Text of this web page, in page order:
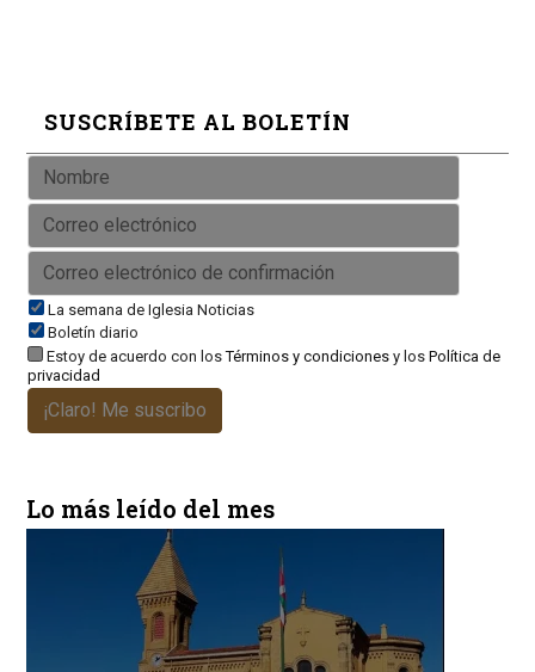
SUSCRÍBETE AL BOLETÍN
La semana de Iglesia Noticias
Boletín diario
Estoy de acuerdo con losTérminos y condicionesy los Política de
privacidad
¡Claro! Me suscribo
Lo más leído del mes